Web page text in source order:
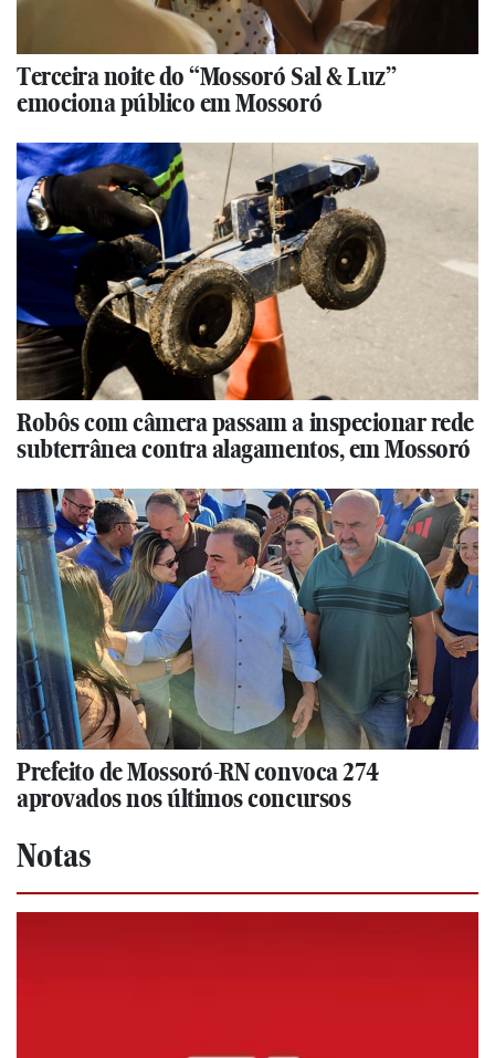
Terceira noite do “Mossoró Sal & Luz”
emociona público em Mossoró
Robôs com câmera passam a inspecionar rede
subterrânea contra alagamentos, em Mossoró
Prefeito de Mossoró-RN convoca 274
aprovados nos últimos concursos
Notas